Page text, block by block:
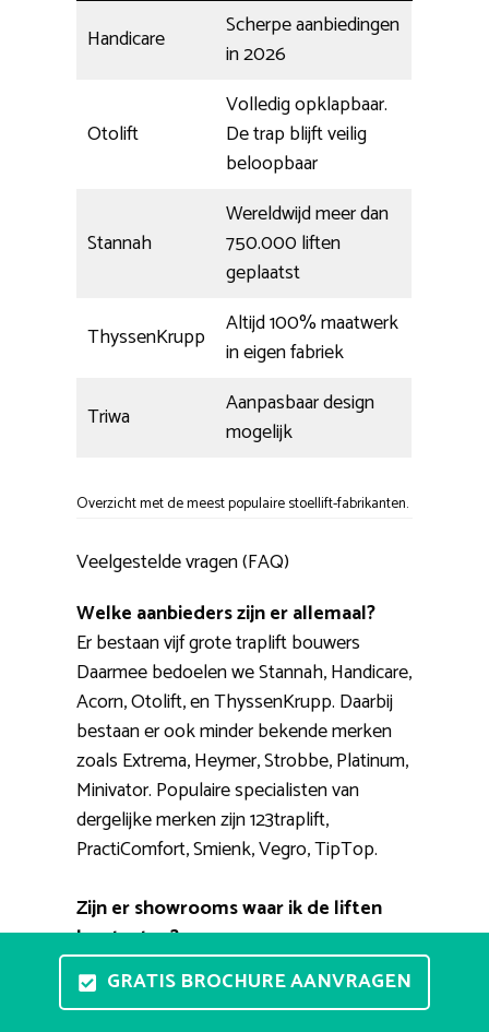
Handicare
Scherpe aanbiedingen
in 2026
Otolift
Volledig opklapbaar.
De trap blijft veilig
beloopbaar
Stannah
Wereldwijd meer dan
750.000 liften
geplaatst
ThyssenKrupp
Altijd 100% maatwerk
in eigen fabriek
Triwa
Aanpasbaar design
mogelijk
Overzicht met de meest populaire stoellift-fabrikanten.
Veelgestelde vragen (FAQ)
Welke aanbieders zijn er allemaal?
Er bestaan vijf grote traplift bouwers
Daarmee bedoelen we Stannah, Handicare,
Acorn, Otolift, en ThyssenKrupp. Daarbij
bestaan er ook minder bekende merken
zoals Extrema, Heymer, Strobbe, Platinum,
Minivator. Populaire specialisten van
dergelijke merken zijn 123traplift,
PractiComfort, Smienk, Vegro, TipTop.
Zijn er showrooms waar ik de liften
kan testen?
Een stoellift testopstelling aan huis heeft
te veel nadelen. Wel zijn er verschillende
GRATIS BROCHURE AANVRAGEN